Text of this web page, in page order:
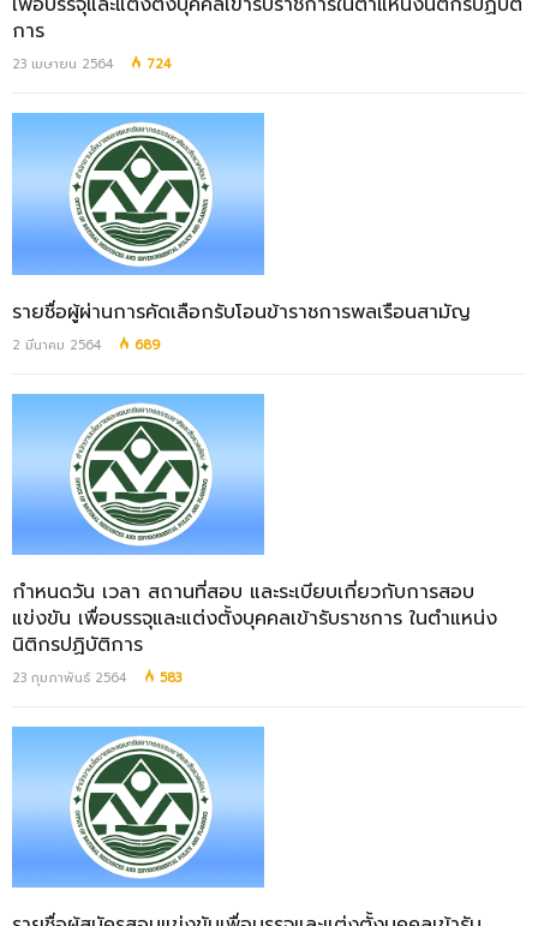
การ
23 เมษายน 2564 724
รายชื่อผู้ผ่านการคัดเลือกรับโอนข้าราชการพลเรือนสามัญ
2 มีนาคม 2564 689
กำหนดวัน เวลา สถานที่สอบ และระเบียบเกี่ยวกับการสอบ
แข่งขัน เพื่อบรรจุและแต่งตั้งบุคคลเข้ารับราชการ ในตำแหน่ง
นิติกรปฏิบัติการ
23 กุมภาพันธ์ 2564 583